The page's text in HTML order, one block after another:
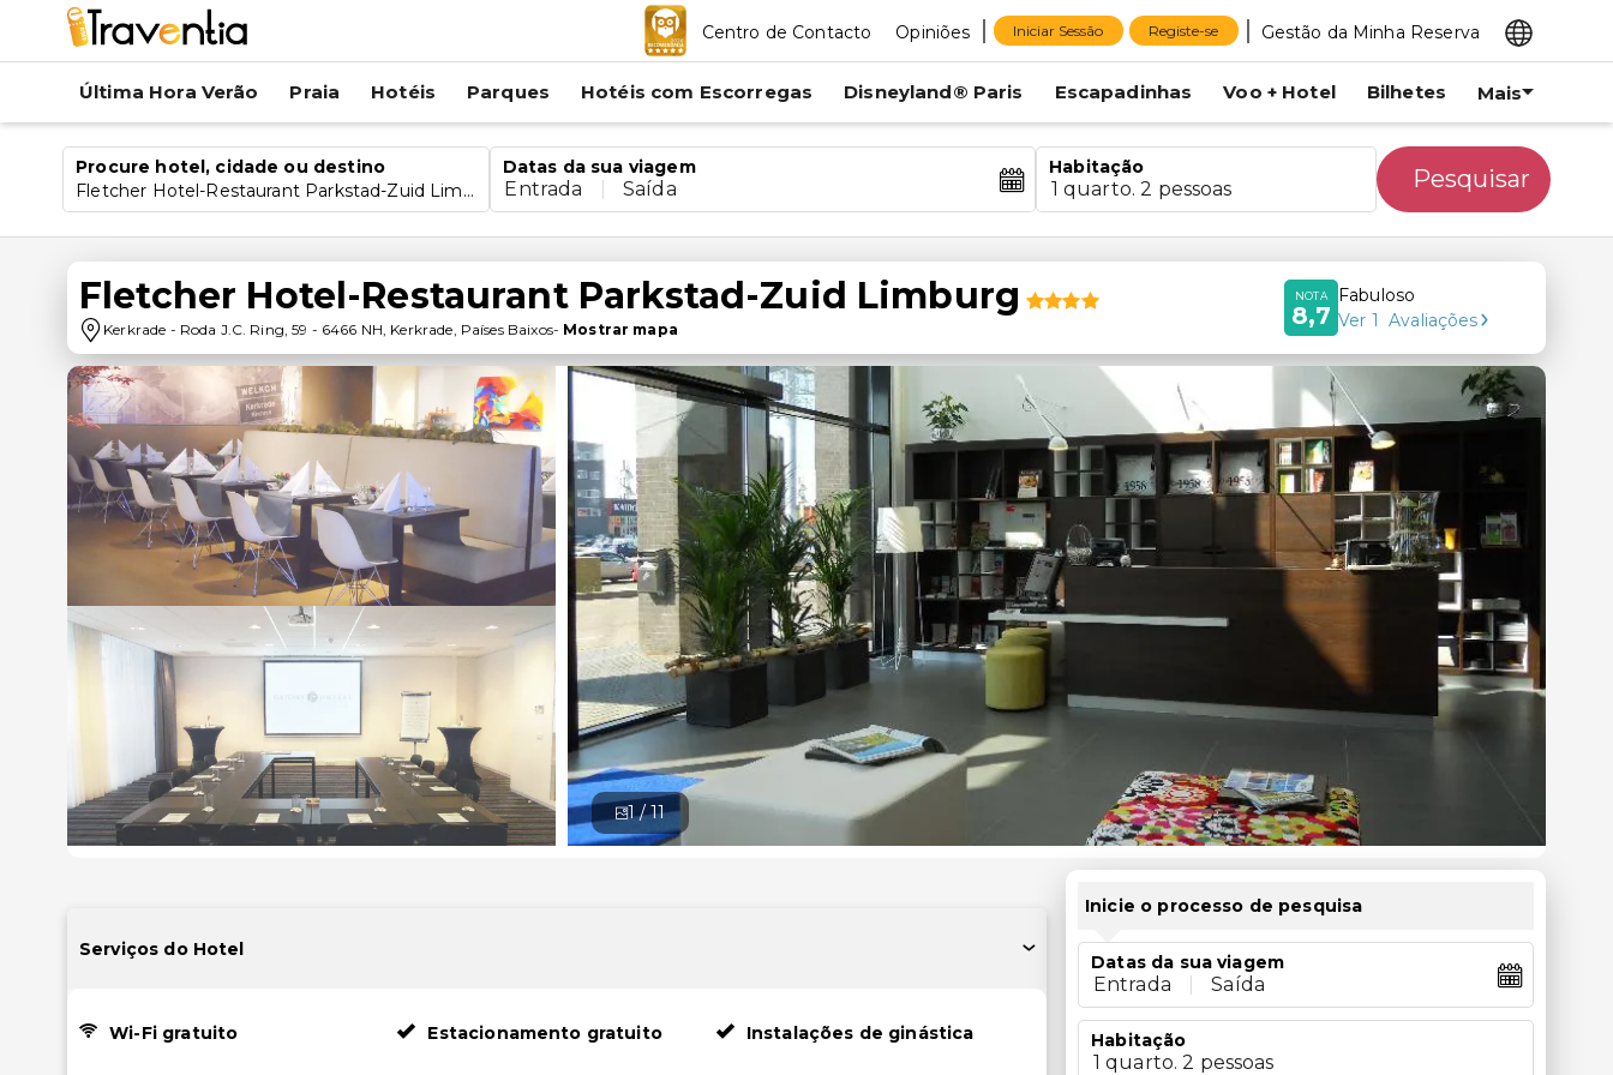
Centro de Contacto Opiniões Iniciar Sessão Registe-se Gestão da Minha Reserva
Última Hora Verão Praia Hotéis Parques Hotéis com Escorregas Disneyland® Paris Escapadinhas Voo + Hotel Bilhetes Mais
Procure hotel, cidade ou destino
Fletcher Hotel-Restaurant Parkstad-Zuid Limburg
Datas da sua viagem
Entrada Saída
Habitação
1 quarto. 2 pessoas Pesquisar
Fletcher Hotel-Restaurant Parkstad-Zuid Limburg
Kerkrade - Roda J.C. Ring, 59 - 6466 NH, Kerkrade, Países Baixos- Mostrar mapa
NOTA
8,7
Fabuloso
Ver 1 Avaliações
1 /11
Serviços do Hotel
Wi-Fi gratuito Estacionamento gratuito Instalações de ginástica
Inicie o processo de pesquisa
Datas da sua viagem
Entrada Saída
Habitação
1 quarto. 2 pessoas